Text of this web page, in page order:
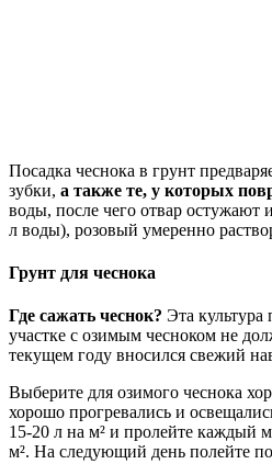
Посадка чеснока в грунт
зубки, а также те, у которых
воды, после чего отвар остужают
л воды), розовый умеренно
Грунт для чеснока
Где сажать чеснок? Эта
участке с озимым чесноком не
текущем году вносился свежий
Выберите для озимого чеснока
хорошо прогревались и
15-20 л на м² и пролейте каждый
м². На следующий день полейте